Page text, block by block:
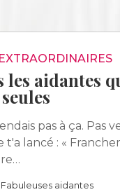
les aidantes
pas à ça. Pas
t'a lancé : «
aidantes